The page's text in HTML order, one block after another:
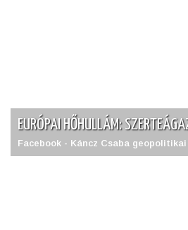
EURÓPAI HŐHULLÁM:
Facebook - Káncz Csaba